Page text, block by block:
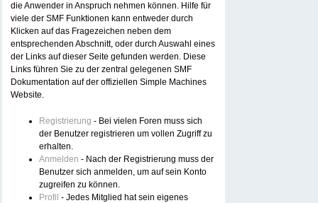
die Anwender in Anspruch nehmen können. Hilfe für
viele der SMF Funktionen kann entweder durch
Klicken auf das Fragezeichen neben dem
entsprechenden Abschnitt, oder durch Auswahl eines
der Links auf dieser Seite gefunden werden. Diese
Links führen Sie zu der zentral gelegenen SMF
Dokumentation auf der offiziellen Simple Machines
Website.
Registrierung - Bei vielen Foren muss sich
der Benutzer registrieren um vollen Zugriff zu
erhalten.
Anmelden - Nach der Registrierung muss der
Benutzer sich anmelden, um auf sein Konto
zugreifen zu können.
Profil - Jedes Mitglied hat sein eigenes